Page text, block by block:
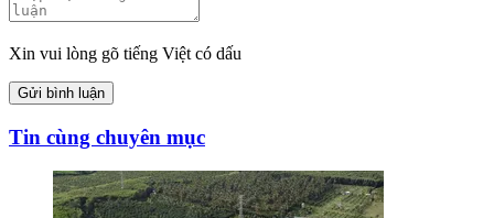
Xin vui lòng gõ tiếng Việt có dấu
Gửi bình luận
Tin cùng chuyên mục